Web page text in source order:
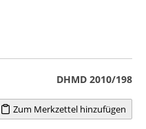
DHMD 2010/198
Zum Merkzettel hinzufügen